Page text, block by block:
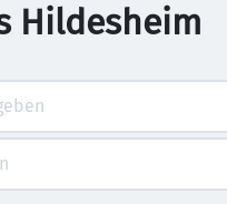
Hildesheim